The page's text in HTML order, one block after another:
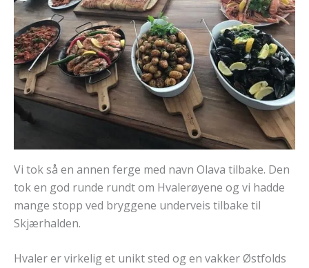
Vi tok så en annen ferge med navn Olava tilbake. Den
tok en god runde rundt om Hvalerøyene og vi hadde
mange stopp ved bryggene underveis tilbake til
Skjærhalden.
Hvaler er virkelig et unikt sted og en vakker Østfolds